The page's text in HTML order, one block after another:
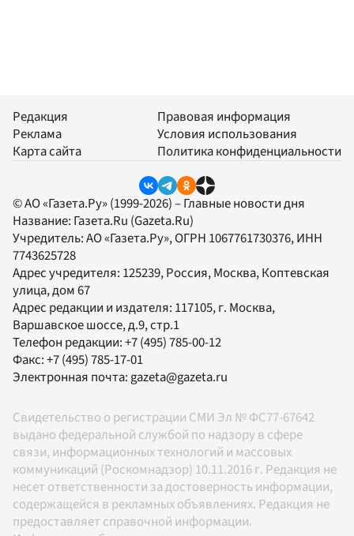
Редакция
Реклама
Карта сайта
Правовая информация
Условия использования
Политика конфиденциальности
© АО «Газета.Ру» (1999-2026) – Главные новости дня
Название: Газета.Ru (Gazeta.Ru)
Учредитель:АО «Газета.Ру», ОГРН 1067761730376, ИНН
7743625728
Адрес учредителя: 125239, Россия, Москва, Коптевская
улица, дом 67
Адрес редакции и издателя: 117105, г. Москва,
Варшавское шоссе, д.9, стр.1
Телефон редакции:+7 (495) 785-00-12
Факс:+7 (495) 785-17-01
Электронная почта:gazeta@gazeta.ru
Свидетельство о регистрации СМИ Эл № ФС77-67642
выдано федеральной службой по надзору в сфере
связи, информационных технологий и массовых
коммуникаций (Роскомнадзор) 10.11.2016 г. Редакция не
несет ответственности за достоверность информации,
содержащейся в рекламных объявлениях. Редакция не
предоставляет справочной информации.